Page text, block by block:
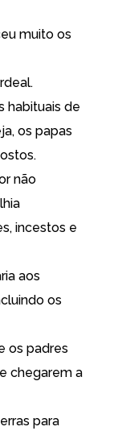
muito os
habituais de
os papas
não
incestos e
aos
os
os padres
chegarem a
para